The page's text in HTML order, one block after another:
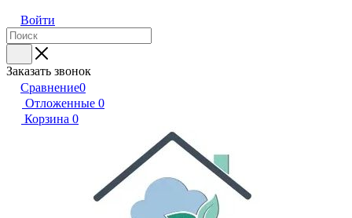
Войти
Заказать звонок
Сравнение0
Отложенные 0
Корзина 0